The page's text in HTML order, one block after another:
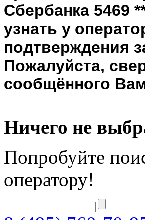
Сбербанка 5469
узнать у
подтверждения
Пожалуйста,
сообщённого
Ничего не
Попробуйте
оператору!